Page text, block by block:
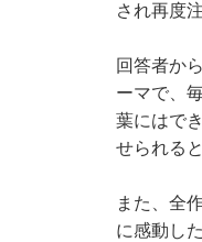
され再度
回答者か
ーマで、
葉にはで
せられる
また、全
に感動し